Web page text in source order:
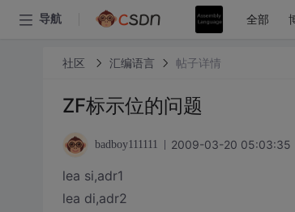
导航 全部
社区 汇编语言 帖子详情
ZF标示位的问题
badboy111111 2009-03-20 05:03:35
lea si,adr1
lea di,adr2